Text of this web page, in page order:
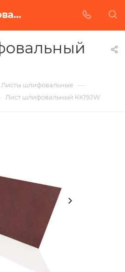
Лист шлифовальный KK19JW в Белгороде | Купить по недорогой цене от Абразивного Завода
Листы шлифовальные —
Лист шлифовальный KK19JW